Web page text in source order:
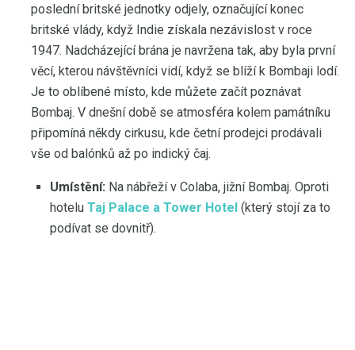
poslední britské jednotky odjely, označující konec
britské vlády, když Indie získala nezávislost v roce
1947. Nadcházející brána je navržena tak, aby byla první
věcí, kterou návštěvníci vidí, když se blíží k Bombaji lodí.
Je to oblíbené místo, kde můžete začít poznávat
Bombaj. V dnešní době se atmosféra kolem památníku
připomíná někdy cirkusu, kde četní prodejci prodávali
vše od balónků až po indický čaj.
Umístění: Na nábřeží v Colaba, jižní Bombaj. Oproti
hotelu Taj Palace a Tower Hotel (který stojí za to
podívat se dovnitř).